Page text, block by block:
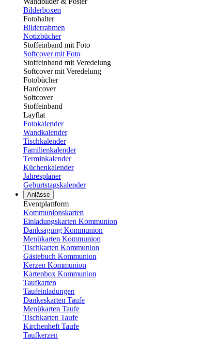
Bilderboxen
Fotohalter
Bilderrahmen
Notizbücher
Stoffeinband mit Foto
Softcover mit Foto
Stoffeinband mit Veredelung
Softcover mit Veredelung
Fotobücher
Hardcover
Softcover
Stoffeinband
Layflat
Fotokalender
Wandkalender
Tischkalender
Familienkalender
Terminkalender
Küchenkalender
Jahresplaner
Geburtstagskalender
Anlässe
Eventplattform
Kommunionskarten
Einladungskarten Kommunion
Danksagung Kommunion
Menükarten Kommunion
Tischkarten Kommunion
Gästebuch Kommunion
Kerzen Kommunion
Kartenbox Kommunion
Taufkarten
Taufeinladungen
Dankeskarten Taufe
Menükarten Taufe
Tischkarten Taufe
Kirchenheft Taufe
Taufkerzen